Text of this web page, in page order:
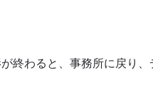
終わると、事務所に戻り